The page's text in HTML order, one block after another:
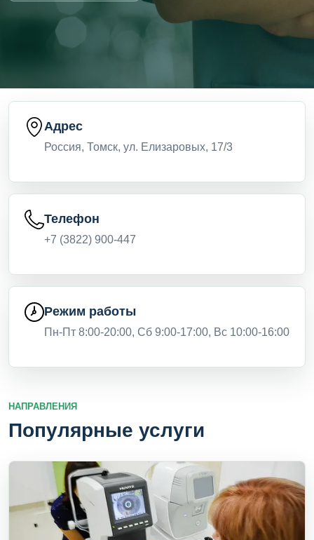
Адрес
Россия, Томск, ул. Елизаровых, 17/3
Телефон
+7 (3822) 900-447
Режим работы
Пн-Пт 8:00-20:00, Сб 9:00-17:00, Вс 10:00-16:00
НАПРАВЛЕНИЯ
Популярные услуги